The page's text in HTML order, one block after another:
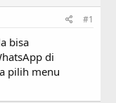
#1
bisa
di
pilih menu